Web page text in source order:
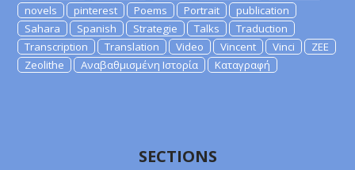
novels
pinterest Poems Portrait
publication
Sahara
Spanish Strategie Talks
Traduction
Transcription
Translation Video Vincent Vinci
ZEE
Zeolithe
Αναβαθμισμένη Ιστορία Καταγραφή
SECTIONS